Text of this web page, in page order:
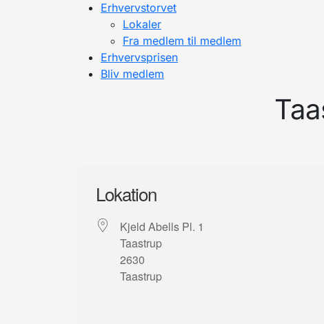
Erhvervstorvet
Lokaler
Fra medlem til medlem
Erhvervsprisen
Bliv medlem
Lokation
Kjeld Abells Pl. 1
Taastrup
2630
Taastrup